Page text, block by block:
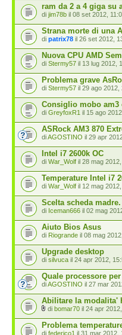
ram da 2 a 4 giga su
di jim78b il 08 set 2012,
Strana morte di una
di patrix78 il 26 set 2012,
Nuova CPU AMD
di Stermy57 il 13 lug 2012,
Problema grave
di Stermy57 il 29 ago 2012,
Consiglio mobo am3
di GreyfoxR1 il 15 ago
ASRock AM3 870
diAGOSTINO il 29 apr
Intel i7 2600k OC
di War_Wolf il 28 mag
Temperature Intel i7
di War_Wolf il 12 mag
Scelta scheda madre.
di Iceman666 il 02 mag
Aiuto Bios Asus
di Riogrande il 08 mag
Upgrade desktop
di silvuca il 24 apr 2012,
Quale processore
diAGOSTINO il 27 mar
Abilitare la modalita'
di bomar70 il 24 apr
Problema
di federico1 il 31 mar 2012,